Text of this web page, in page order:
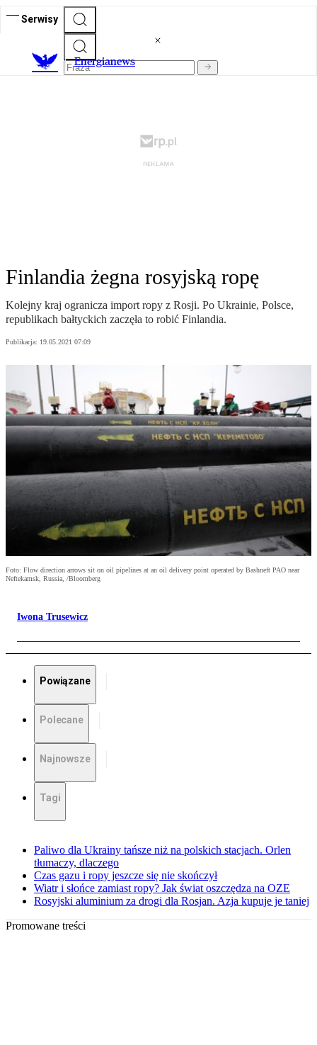
Serwisy
Energianews
Finlandia żegna rosyjską ropę
Kolejny kraj ogranicza import ropy z Rosji. Po Ukrainie, Polsce,
republikach bałtyckich zaczęła to robić Finlandia.
Publikacja: 19.05.2021 07:09
Foto: Flow direction arrows sit on oil pipelines at an oil delivery point operated by Bashneft PAO near
Neftekamsk, Russia, /Bloomberg
Iwona Trusewicz
Powiązane
Polecane
Najnowsze
Tagi
Paliwo dla Ukrainy tańsze niż na polskich stacjach. Orlen
tłumaczy, dlaczego
Czas gazu i ropy jeszcze się nie skończył
Wiatr i słońce zamiast ropy? Jak świat oszczędza na OZE
Rosyjski aluminium za drogi dla Rosjan. Azja kupuje je taniej
Promowane treści